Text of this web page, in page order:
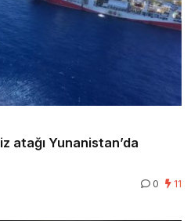
atağı Yunanistan’da
0 11